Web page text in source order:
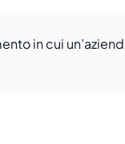
in cui